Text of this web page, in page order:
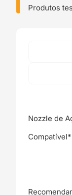
MK8
Produtos
Nozzle de